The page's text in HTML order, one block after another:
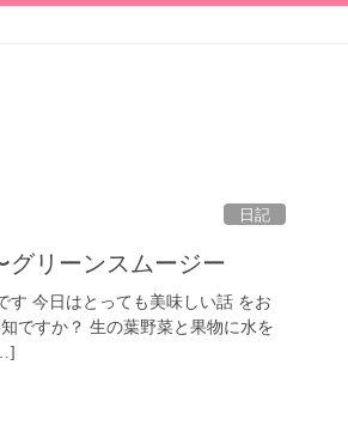
日記
リーンスムージー
す 今日はとっても美味しい話 をお
ですか？ 生の葉野菜と果物に水を